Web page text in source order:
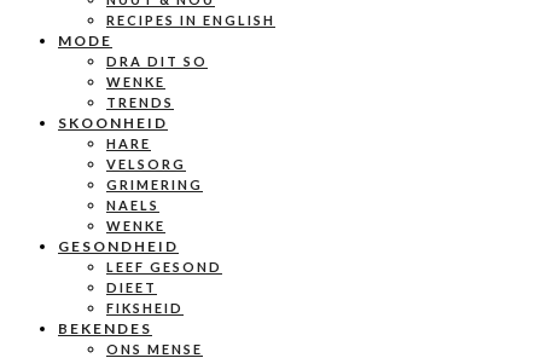
RECIPES IN ENGLISH
MODE
DRA DIT SO
WENKE
TRENDS
SKOONHEID
HARE
VELSORG
GRIMERING
NAELS
WENKE
GESONDHEID
LEEF GESOND
DIEET
FIKSHEID
BEKENDES
ONS MENSE